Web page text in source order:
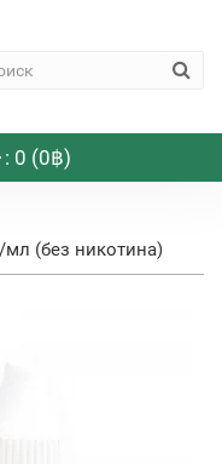
: 0 (0฿)
(без никотина)